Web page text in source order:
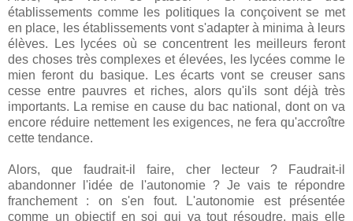
établissements comme les politiques la conçoivent se met
en place, les établissements vont s'adapter à minima à leurs
élèves. Les lycées où se concentrent les meilleurs feront
des choses très complexes et élevées, les lycées comme le
mien feront du basique. Les écarts vont se creuser sans
cesse entre pauvres et riches, alors qu'ils sont déjà très
importants. La remise en cause du bac national, dont on va
encore réduire nettement les exigences, ne fera qu'accroître
cette tendance.
Alors, que faudrait-il faire, cher lecteur ? Faudrait-il
abandonner l'idée de l'autonomie ? Je vais te répondre
franchement : on s'en fout. L'autonomie est présentée
comme un objectif en soi qui va tout résoudre, mais elle